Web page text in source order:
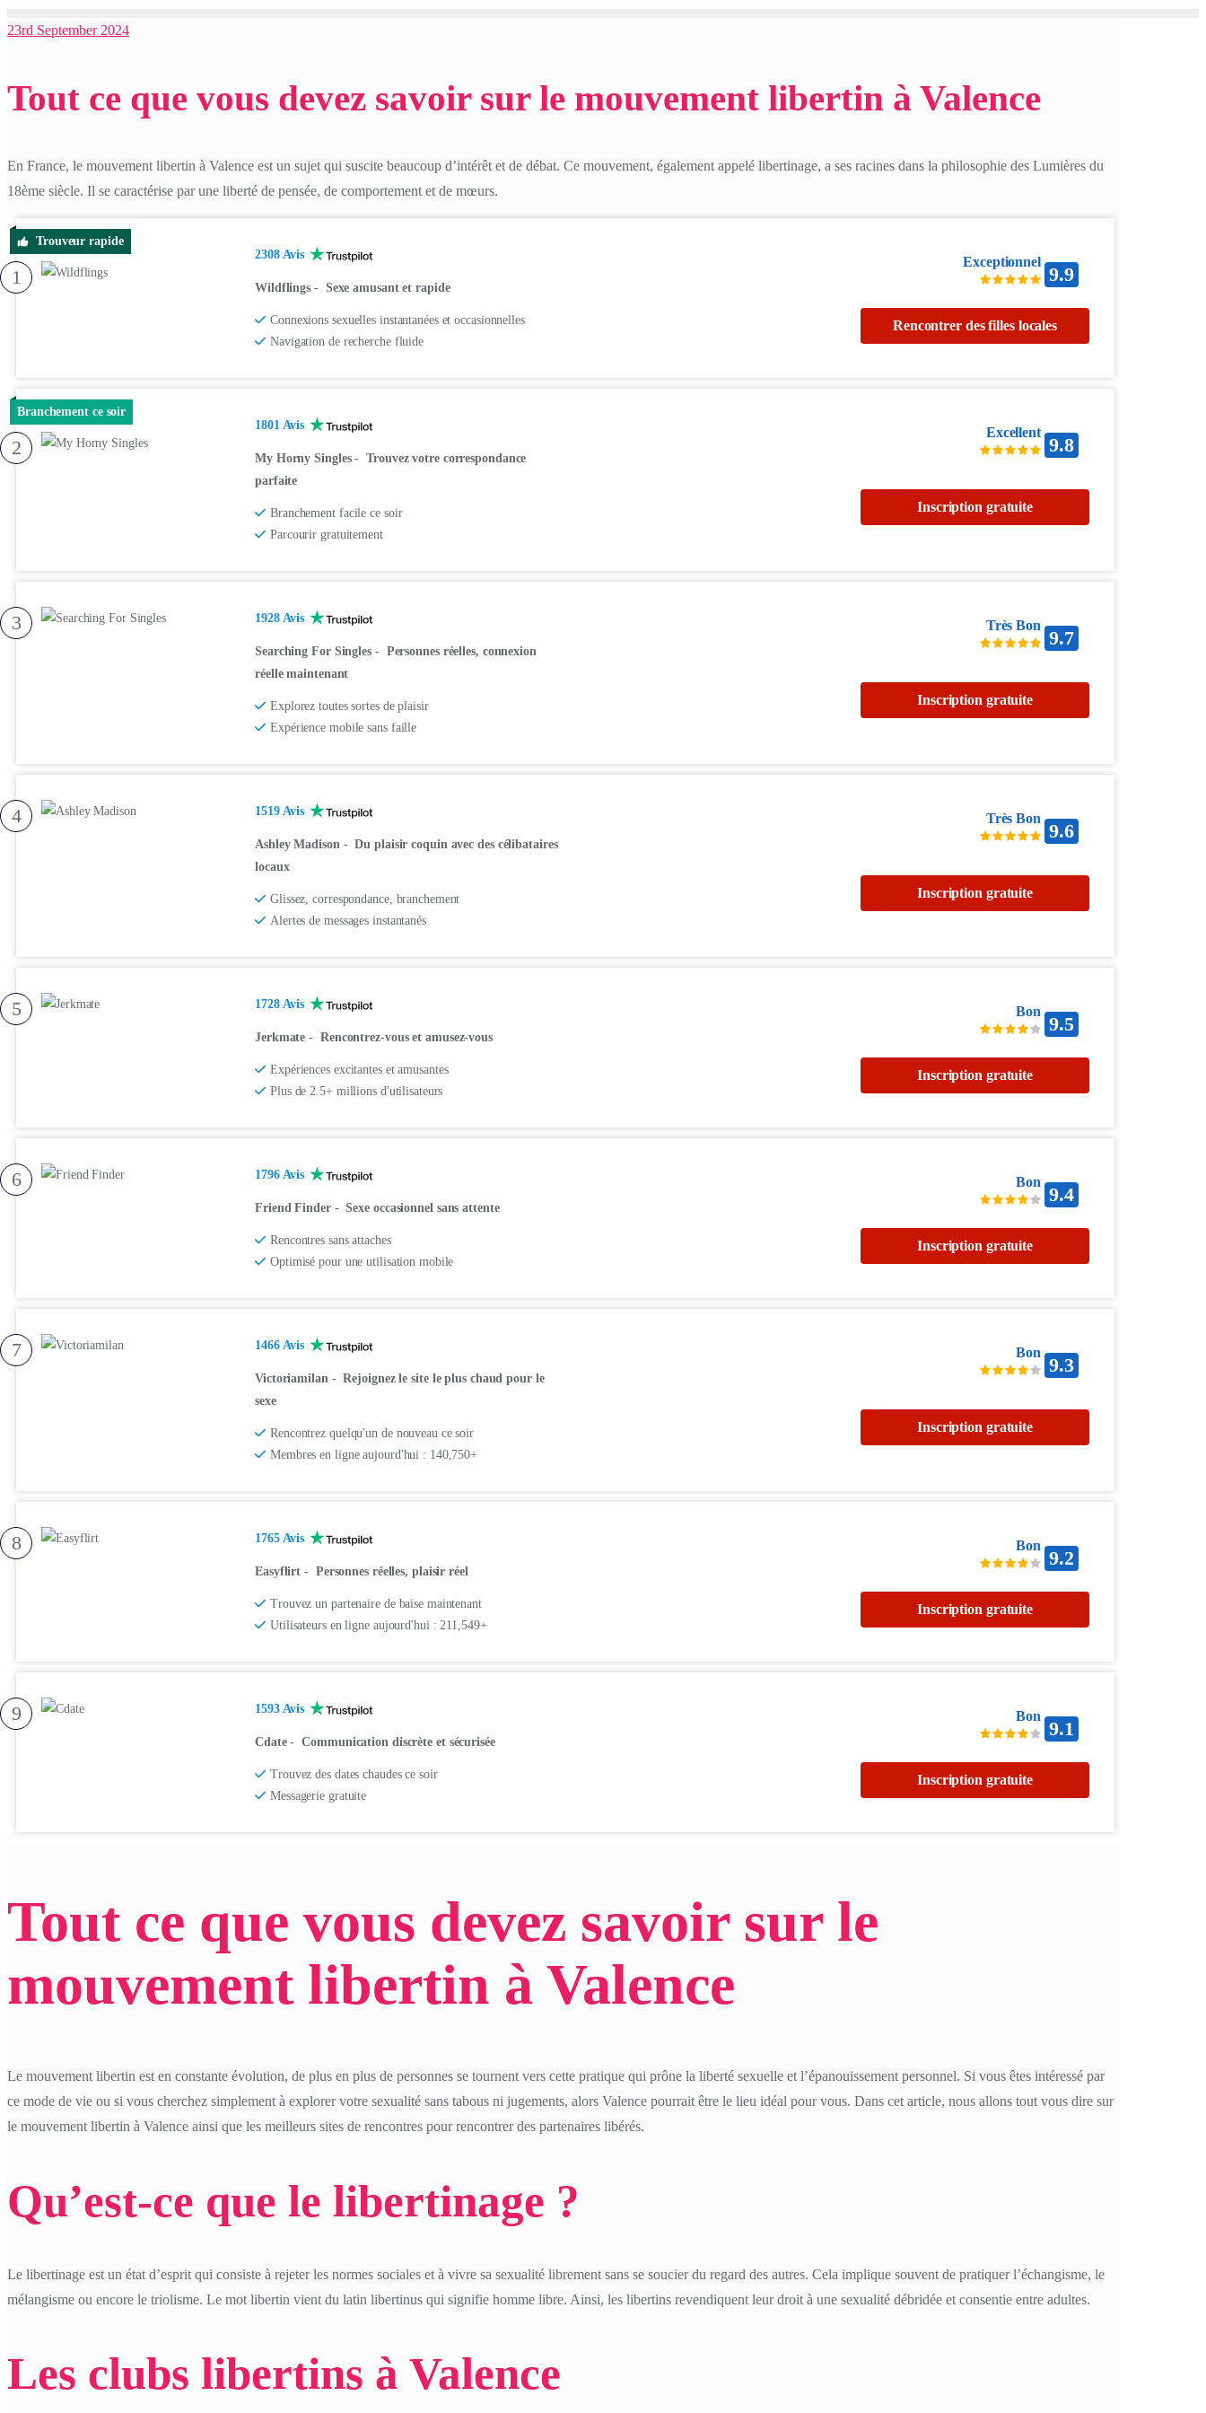
23rd September 2024
Tout ce que vous devez savoir sur le mouvement libertin à Valence
En France, le mouvement libertin à Valence est un sujet qui suscite beaucoup d’intérêt et de débat. Ce mouvement, également appelé libertinage, a ses racines dans la philosophie des Lumières du
18ème siècle. Il se caractérise par une liberté de pensée, de comportement et de mœurs.
Trouveur rapide
1
2308 Avis
Wildflings - Sexe amusant et rapide
Connexions sexuelles instantanées et occasionnelles
Navigation de recherche fluide
Exceptionnel
9.9
Rencontrer des filles locales
Branchement ce soir
2
1801 Avis
My Horny Singles- Trouvez votre correspondance
parfaite
Branchement facile ce soir
Parcourir gratuitement
Excellent
9.8
Inscription gratuite
3 1928 Avis
Searching For Singles - Personnes réelles, connexion
réelle maintenant
Explorez toutes sortes de plaisir
Expérience mobile sans faille
Très Bon
9.7
Inscription gratuite
4 1519 Avis
Ashley Madison - Du plaisir coquin avec des célibataires
locaux
Glissez, correspondance, branchement
Alertes de messages instantanés
Très Bon
9.6
Inscription gratuite
5 1728 Avis
Jerkmate- Rencontrez-vous et amusez-vous
Expériences excitantes et amusantes
Plus de 2.5+ millions d'utilisateurs
Bon
9.5
Inscription gratuite
6 1796 Avis
Friend Finder - Sexe occasionnel sans attente
Rencontres sans attaches
Optimisé pour une utilisation mobile
Bon
9.4
Inscription gratuite
7 1466 Avis
Victoriamilan - Rejoignez le site le plus chaud pour le
sexe
Rencontrez quelqu'un de nouveau ce soir
Membres en ligne aujourd'hui : 140,750+
Bon
9.3
Inscription gratuite
8 1765 Avis
Easyflirt- Personnes réelles, plaisir réel
Trouvez un partenaire de baise maintenant
Utilisateurs en ligne aujourd'hui : 211,549+
Bon
9.2
Inscription gratuite
9 1593 Avis
Cdate- Communication discrète et sécurisée
Trouvez des dates chaudes ce soir
Messagerie gratuite
Bon
9.1
Inscription gratuite
Tout ce que vous devez savoir sur le
mouvement libertin à Valence
Le mouvement libertin est en constante évolution, de plus en plus de personnes se tournent vers cette pratique qui prône la liberté sexuelle et l’épanouissement personnel. Si vous êtes intéressé par
ce mode de vie ou si vous cherchez simplement à explorer votre sexualité sans tabous ni jugements, alors Valence pourrait être le lieu idéal pour vous. Dans cet article, nous allons tout vous dire sur
le mouvement libertin à Valence ainsi que les meilleurs sites de rencontres pour rencontrer des partenaires libérés.
Qu’est-ce que le libertinage ?
Le libertinage est un état d’esprit qui consiste à rejeter les normes sociales et à vivre sa sexualité librement sans se soucier du regard des autres. Cela implique souvent de pratiquer l’échangisme, le
mélangisme ou encore le triolisme. Le mot libertin vient du latin libertinus qui signifie homme libre. Ainsi, les libertins revendiquent leur droit à une sexualité débridée et consentie entre adultes.
Les clubs libertins à Valence